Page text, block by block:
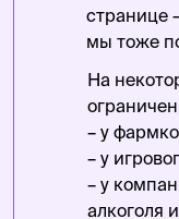
странице
мы тоже
На
– у
– у
– у
алкоголя